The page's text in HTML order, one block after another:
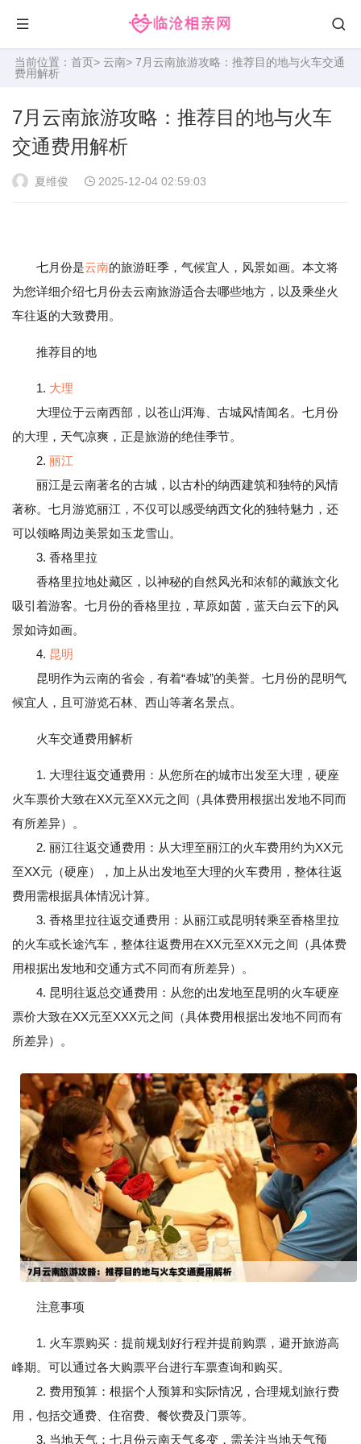
当前位置： 首页> 云南> 7月云南旅游攻略：推荐目的地与火车交通
费用解析
7月云南旅游攻略：推荐目的地与火车
交通费用解析
夏维俊 2025-12-04 02:59:03
七月份是云南的旅游旺季，气候宜人，风景如画。本文将
为您详细介绍七月份去云南旅游适合去哪些地方，以及乘坐火
车往返的大致费用。
推荐目的地
1. 大理
大理位于云南西部，以苍山洱海、古城风情闻名。七月份
的大理，天气凉爽，正是旅游的绝佳季节。
2. 丽江
丽江是云南著名的古城，以古朴的纳西建筑和独特的风情
著称。七月游览丽江，不仅可以感受纳西文化的独特魅力，还
可以领略周边美景如玉龙雪山。
3. 香格里拉
香格里拉地处藏区，以神秘的自然风光和浓郁的藏族文化
吸引着游客。七月份的香格里拉，草原如茵，蓝天白云下的风
景如诗如画。
4. 昆明
昆明作为云南的省会，有着“春城”的美誉。七月份的昆明气
候宜人，且可游览石林、西山等著名景点。
火车交通费用解析
1. 大理往返交通费用：从您所在的城市出发至大理，硬座
火车票价大致在XX元至XX元之间（具体费用根据出发地不同而
有所差异）。
2. 丽江往返交通费用：从大理至丽江的火车费用约为XX元
至XX元（硬座），加上从出发地至大理的火车费用，整体往返
费用需根据具体情况计算。
3. 香格里拉往返交通费用：从丽江或昆明转乘至香格里拉
的火车或长途汽车，整体往返费用在XX元至XX元之间（具体费
用根据出发地和交通方式不同而有所差异）。
4. 昆明往返总交通费用：从您的出发地至昆明的火车硬座
票价大致在XX元至XXX元之间（具体费用根据出发地不同而有
所差异）。
注意事项
1. 火车票购买：提前规划好行程并提前购票，避开旅游高
峰期。可以通过各大购票平台进行车票查询和购买。
2. 费用预算：根据个人预算和实际情况，合理规划旅行费
用，包括交通费、住宿费、餐饮费及门票等。
3. 当地天气：七月份云南天气多变，需关注当地天气预